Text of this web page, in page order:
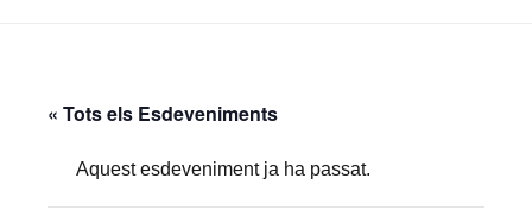
« Tots els Esdeveniments
Aquest esdeveniment ja ha passat.